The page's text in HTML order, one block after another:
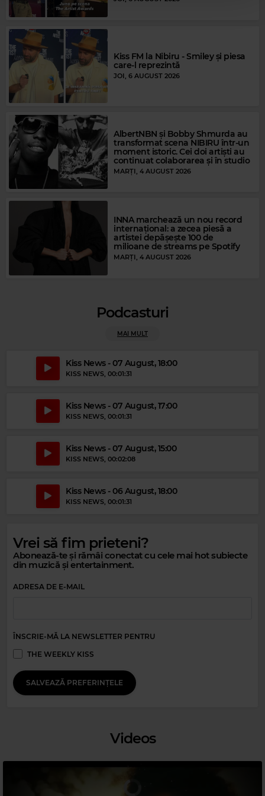
Magic FM
THE KELLY FAMILY–FELL IN LOVE WITH AN ALIEN
Magic Gold
BARRY WHITE–
Magic Party Mix
MAGIC PARTY MIX–MAGIC PARTY MIX
Kiss FM la Nibiru - Smiley și piesa
care-l reprezintă
JOI, 6 AUGUST 2026
AlbertNBN și Bobby Shmurda au
transformat scena NIBIRU într-un
moment istoric. Cei doi artiști au
continuat colaborarea și în studio
MARȚI, 4 AUGUST 2026
INNA marchează un nou record
internațional: a zecea piesă a
artistei depășește 100 de
milioane de streams pe Spotify
MARȚI, 4 AUGUST 2026
Podcasturi
MAI MULT
Kiss News - 07 August, 18:00
KISS NEWS, 00:01:31
Kiss News - 07 August, 17:00
KISS NEWS, 00:01:31
Kiss News - 07 August, 15:00
KISS NEWS, 00:02:08
Kiss News - 06 August, 18:00
KISS NEWS, 00:01:31
Vrei să fim prieteni?
Abonează-te și rămâi conectat cu cele mai hot subiecte
din muzică și entertainment.
ADRESA DE E-MAIL
ÎNSCRIE-MĂ LA NEWSLETTER PENTRU
THE WEEKLY KISS
SALVEAZĂ PREFERINȚELE
Videos